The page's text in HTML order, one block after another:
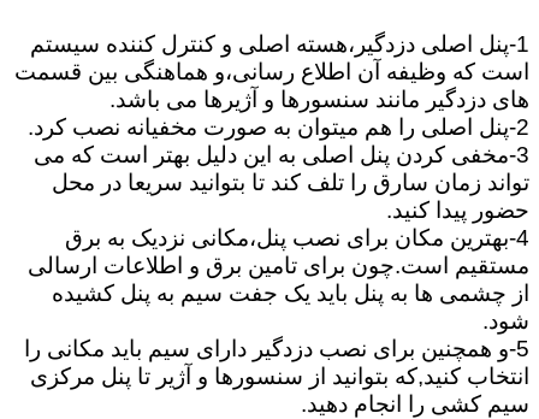
1-پنل اصلی دزدگیر،هسته اصلی و کنترل کننده سیستم
است که وظیفه آن اطلاع رسانی،و هماهنگی بین قسمت
های دزدگیر مانند سنسورها و آژیرها می باشد.
2-پنل اصلی را هم میتوان به صورت مخفیانه نصب کرد.
3-مخفی کردن پنل اصلی به این دلیل بهتر است که می
تواند زمان سارق را تلف کند تا بتوانید سریعا در محل
حضور پیدا کنید.
4-بهترین مکان برای نصب پنل،مکانی نزدیک به برق
مستقیم است.چون برای تامین برق و اطلاعات ارسالی
از چشمی ها به پنل باید یک جفت سیم به پنل کشیده
شود.
5-و همچنین برای نصب دزدگیر دارای سیم باید مکانی را
انتخاب کنید,که بتوانید از سنسورها و آژیر تا پنل مرکزی
سیم کشی را انجام دهید.